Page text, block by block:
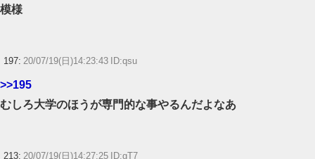
模様
197: 20/07/19(日)14:23:43 ID:qsu
>>195
むしろ大学のほうが専門的な事やるんだよなあ
213: 20/07/19(日)14:27:25 ID:gT7